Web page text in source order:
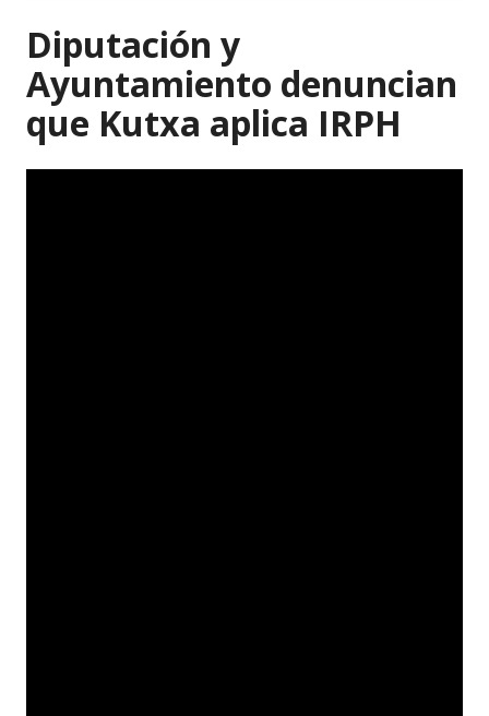
p
o
o
k
Diputación y
Ayuntamiento denuncian
que Kutxa aplica IRPH